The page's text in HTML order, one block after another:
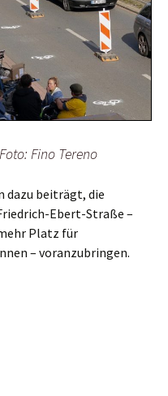
Fino Tereno
dazu beiträgt, die
Ebert-Straße –
Platz für
– voranzubringen.